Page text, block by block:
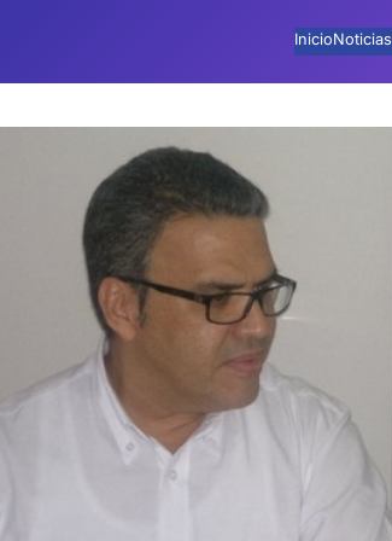
InicioNoticias